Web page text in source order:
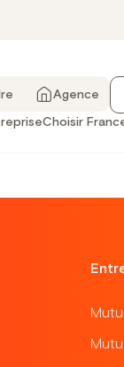
Agence
Choisir